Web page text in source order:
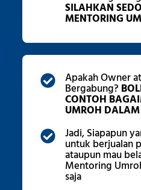
SILAHKAN
MENTORING
Apakah Owner
Bergabung?
CONTOH
UMROH
Jadi, Siapapun
untuk berjualan
ataupun mau
Mentoring
saja